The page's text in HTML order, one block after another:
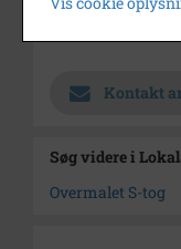
Kontakt
Søg videre i
Overmalet S-tog